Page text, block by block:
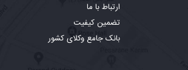
ارتباط با ما
تضمین کیفیت
بانک جامع وکلای کشور